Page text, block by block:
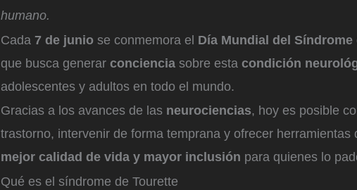
humano.
Cada 7 de junio se conmemora el Día Mundial del Síndrome
que busca generar conciencia sobre esta condición
adolescentes y adultos en todo el mundo.
Gracias a los avances de las neurociencias, hoy es posible
trastorno, intervenir de forma temprana y ofrecer herramientas
mejor calidad de vida y mayor inclusión para quienes lo
Qué es el síndrome de Tourette